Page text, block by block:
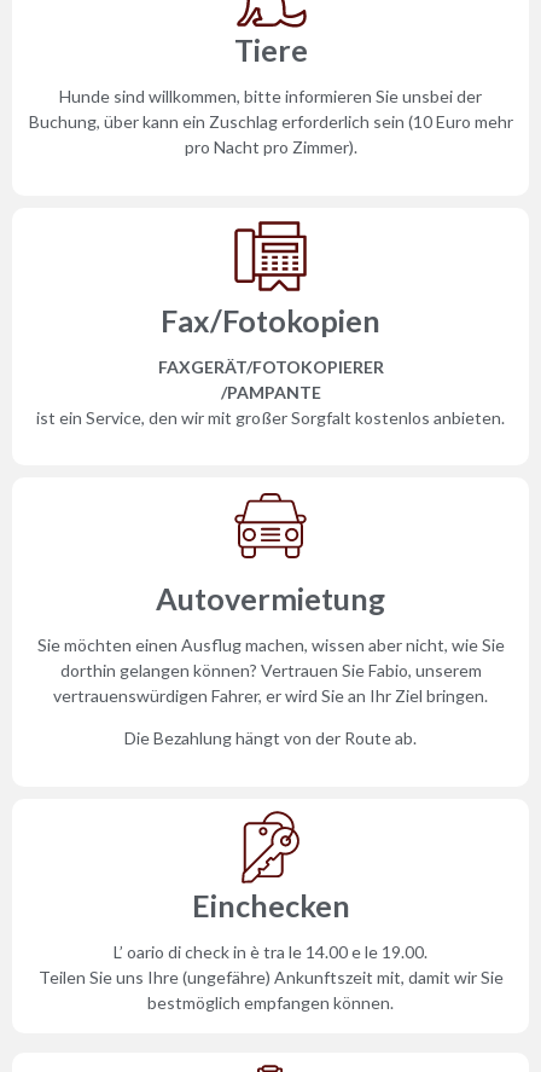
Tiere
Hunde sind willkommen, bitte informieren Sie unsbei der
Buchung, über kann ein Zuschlag erforderlich sein (10 Euro mehr
pro Nacht pro Zimmer).
Fax/Fotokopien
FAXGERÄT/FOTOKOPIERER
/PAMPANTE
ist ein Service, den wir mit großer Sorgfalt kostenlos anbieten.
Autovermietung
Sie möchten einen Ausflug machen, wissen aber nicht, wie Sie
dorthin gelangen können? Vertrauen Sie Fabio, unserem
vertrauenswürdigen Fahrer, er wird Sie an Ihr Ziel bringen.
Die Bezahlung hängt von der Route ab.
Einchecken
L’ oario di check in è tra le 14.00 e le 19.00.
Teilen Sie uns Ihre (ungefähre) Ankunftszeit mit, damit wir Sie
bestmöglich empfangen können.